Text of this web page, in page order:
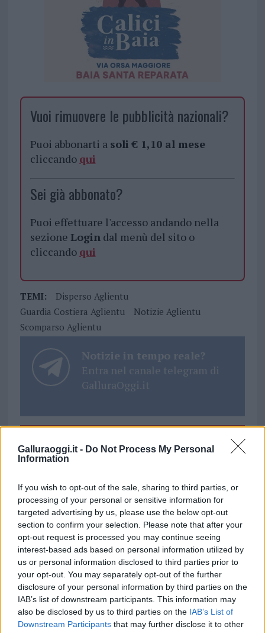
Galluraoggi.it - Do Not Process My Personal
Information
If you wish to opt-out of the sale, sharing to third parties, or
processing of your personal or sensitive information for
targeted advertising by us, please use the below opt-out
section to confirm your selection. Please note that after your
opt-out request is processed you may continue seeing
interest-based ads based on personal information utilized by
us or personal information disclosed to third parties prior to
your opt-out. You may separately opt-out of the further
disclosure of your personal information by third parties on the
IAB’s list of downstream participants. This information may
also be disclosed by us to third parties on the IAB’s List of
Downstream Participants that may further disclose it to other
Vuoi rimuovere le pubblicità nazionali?
Puoi abbonarti a soli € 1,10 al mese
cliccando qui
Sei già abbonato?
Puoi effettuare l'accesso andando nella
sezione Logindal menù del sito o
cliccando qui
TEMI:
Disperso Aglientu
Guardia Costiera Aglientu
Notizie Aglientu
Scomparso Aglientu
Notizie in tempo reale?
Entra nel canale telegram di
GalluraOggi.it
Inviaci le tue segnalazioni,
345 356 7512
Ricevi le nostre ultime news
daGoogle News